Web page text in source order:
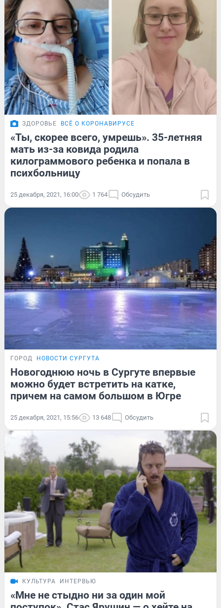
ЗДОРОВЬЕ ВСЁ О КОРОНАВИРУСЕ
«Ты, скорее всего, умрешь». 35-летняя
мать из-за ковида родила
килограммового ребенка и попала в
психбольницу
25 декабря, 2021, 16:00 1 764 Обсудить
ГОРОД НОВОСТИ СУРГУТА
Новогоднюю ночь в Сургуте впервые
можно будет встретить на катке,
причем на самом большом в Югре
25 декабря, 2021, 15:56 13 648 Обсудить
КУЛЬТУРА ИНТЕРВЬЮ
«Мне не стыдно ни за один мой